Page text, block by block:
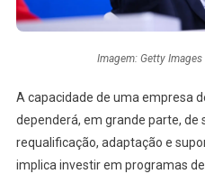
Imagem: Getty
A capacidade de uma empresa
dependerá, em grande parte, de
requalificação, adaptação e
implica investir em programas